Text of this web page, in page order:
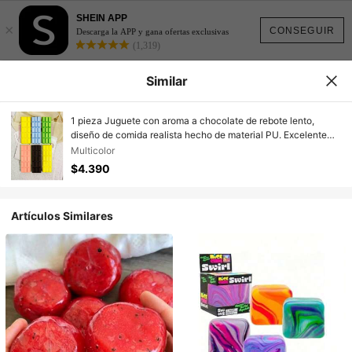
CONSEGUIR
×
SHEIN APP
Descarga la APP y gana ofertas exclusivas
(1,319)
Similar
1 pieza Juguete con aroma a chocolate de rebote lento,
diseño de comida realista hecho de material PU. Excelente
juguete sensorial y de alivio del estrés para niños,
coleccionables lindos. Ideal como regalo de cumpleaños y
sorpresa. Estilos aleatorios entregados.
Multicolor
$4.390
Artículos Similares